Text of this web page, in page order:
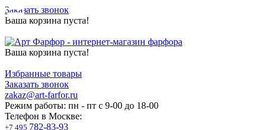
Заказать звонок
Ваша корзина пуста!
Ваша корзина пуста!
Избранные товары
Заказать звонок
zakaz@art-farfor.ru
Режим работы: пн - пт c 9-00 до 18-00
Телефон в Москве:
+7 495 782-83-93